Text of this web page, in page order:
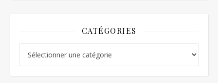
CATÉGORIES